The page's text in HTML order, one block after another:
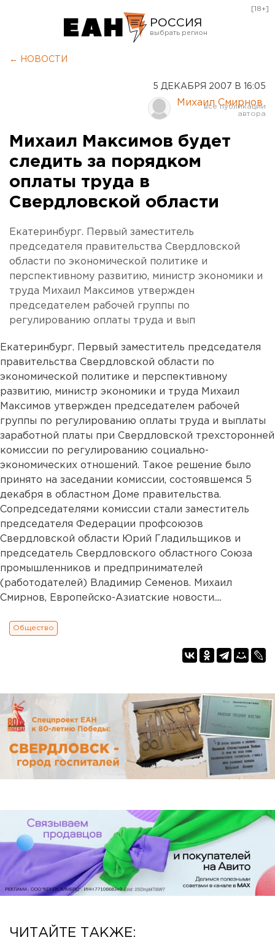
РОССИЯ
Курган
Оренбург
[18+]
← НОВОСТИ
5 ДЕКАБРЯ 2007 В 16:05
Михаил Смирнов
Михаил Максимов будет
следить за порядком
оплаты труда в
Свердловской области
Екатеринбург. Первый заместитель
председателя правительства Свердловской
области по экономической политике и
перспективному развитию, министр экономики и
труда Михаил Максимов утвержден
председателем рабочей группы по
регулированию оплаты труда и вып
Екатеринбург. Первый заместитель председателя
правительства Свердловской области по
экономической политике и перспективному
развитию, министр экономики и труда Михаил
Максимов утвержден председателем рабочей
группы по регулированию оплаты труда и выплаты
заработной платы при Свердловской трехсторонней
комиссии по регулированию социально-
экономических отношений. Такое решение было
принято на заседании комиссии, состоявшемся 5
декабря в областном Доме правительства.
Сопредседателями комиссии стали заместитель
председателя Федерации профсоюзов
Свердловской области Юрий Гладильщиков и
председатель Свердловского областного Союза
промышленников и предпринимателей
(работодателей) Владимир Семенов. Михаил
Смирнов, Европейско-Азиатские новости....
Общество
ЧИТАЙТЕ ТАКЖЕ: